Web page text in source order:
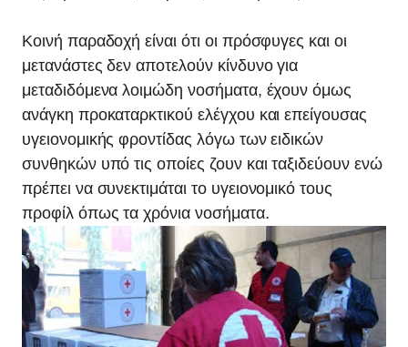
Κοινή παραδοχή είναι ότι οι πρόσφυγες και οι
μετανάστες δεν αποτελούν κίνδυνο για
μεταδιδόμενα λοιμώδη νοσήματα, έχουν όμως
ανάγκη προκαταρκτικού ελέγχου και επείγουσας
υγειονομικής φροντίδας λόγω των ειδικών
συνθηκών υπό τις οποίες ζουν και ταξιδεύουν ενώ
πρέπει να συνεκτιμάται το υγειονομικό τους
προφίλ όπως τα χρόνια νοσήματα.